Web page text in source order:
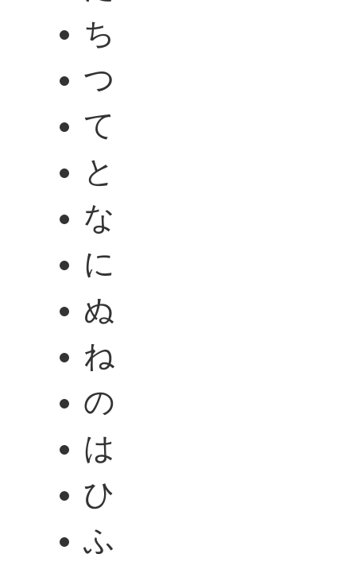
ち
つ
て
と
な
に
ぬ
ね
の
は
ひ
ふ